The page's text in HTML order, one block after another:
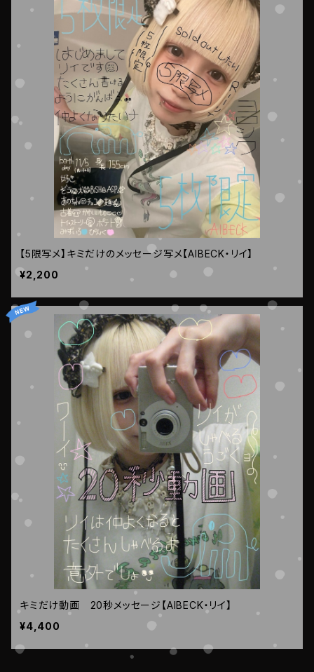
【5限写メ】キミだけのメッセージ写メ【AIBECK・リイ】
¥2,200
キミだけ動画 20秒メッセージ【AIBECK・リイ】
¥4,400